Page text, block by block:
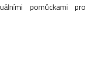
pomůckami pro